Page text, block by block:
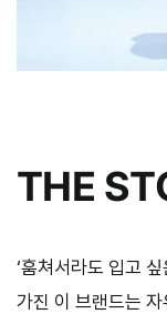
THE
‘훔쳐서라도 입고
가진 이 브랜드는